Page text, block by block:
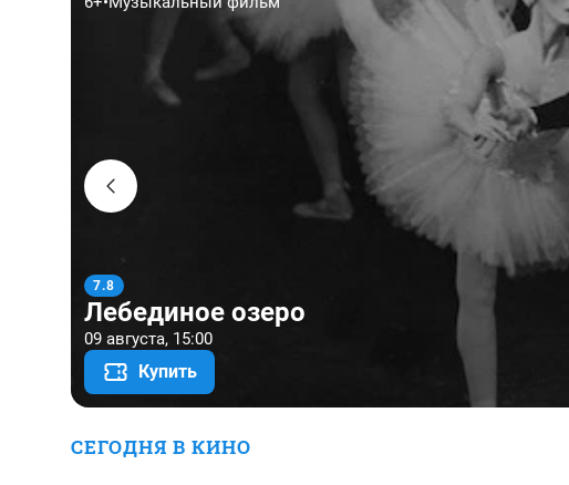
Лебединое озеро
7.8
09 августа, 15:00
Купить
СЕГОДНЯ В КИНО